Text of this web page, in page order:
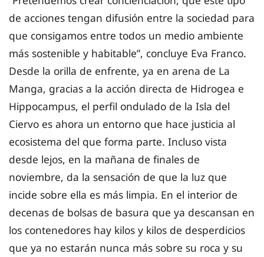
de acciones tengan difusión entre la sociedad para
que consigamos entre todos un medio ambiente
más sostenible y habitable”, concluye Eva Franco.
Desde la orilla de enfrente, ya en arena de La
Manga, gracias a la acción directa de Hidrogea e
Hippocampus, el perfil ondulado de la Isla del
Ciervo es ahora un entorno que hace justicia al
ecosistema del que forma parte. Incluso vista
desde lejos, en la mañana de finales de
noviembre, da la sensación de que la luz que
incide sobre ella es más limpia. En el interior de
decenas de bolsas de basura que ya descansan en
los contenedores hay kilos y kilos de desperdicios
que ya no estarán nunca más sobre su roca y su